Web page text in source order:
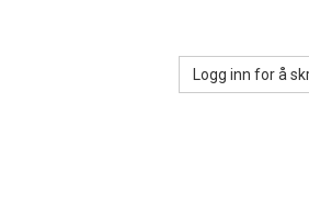
Logg inn for å